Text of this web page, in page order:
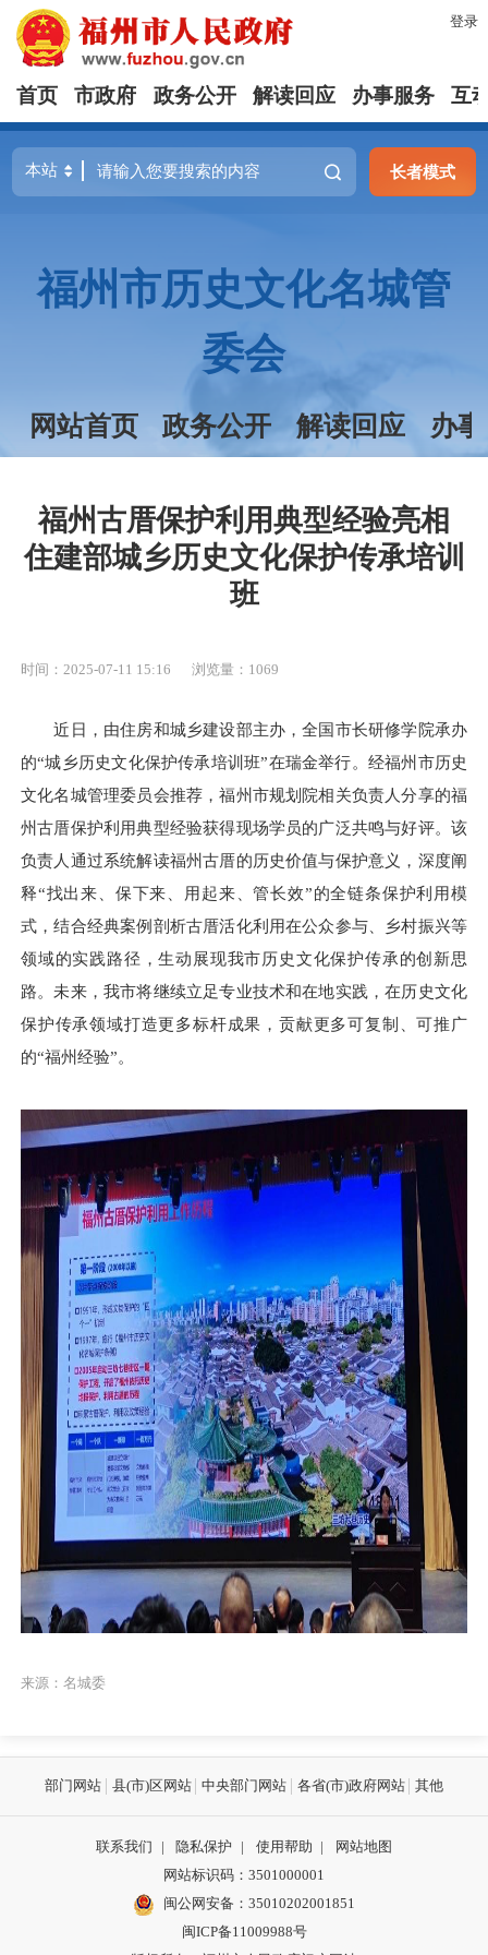
登录
首页 市政府 政务公开 解读回应 办事服务 互
长者模式
福州市历史文化名城管
委会
网站首页 政务公开 解读回应 办
福州古厝保护利用典型经验亮相
住建部城乡历史文化保护传承培训
班
时间：2025-07-11 15:16 浏览量：1069
近日，由住房和城乡建设部主办，全国市长研修学院承办
的“城乡历史文化保护传承培训班”在瑞金举行。经福州市历史
文化名城管理委员会推荐，福州市规划院相关负责人分享的福
州古厝保护利用典型经验获得现场学员的广泛共鸣与好评。该
负责人通过系统解读福州古厝的历史价值与保护意义，深度阐
释“找出来、保下来、用起来、管长效”的全链条保护利用模
式，结合经典案例剖析古厝活化利用在公众参与、乡村振兴等
领域的实践路径，生动展现我市历史文化保护传承的创新思
路。未来，我市将继续立足专业技术和在地实践，在历史文化
保护传承领域打造更多标杆成果，贡献更多可复制、可推广
的“福州经验”。
来源：名城委
部门网站 县(市)区网站 中央部门网站 各省(市)政府网站 其他
联系我们 | 隐私保护 | 使用帮助 |
网站地图
网站标识码：3501000001
闽公网安备： 35010202001851
闽ICP备11009988号